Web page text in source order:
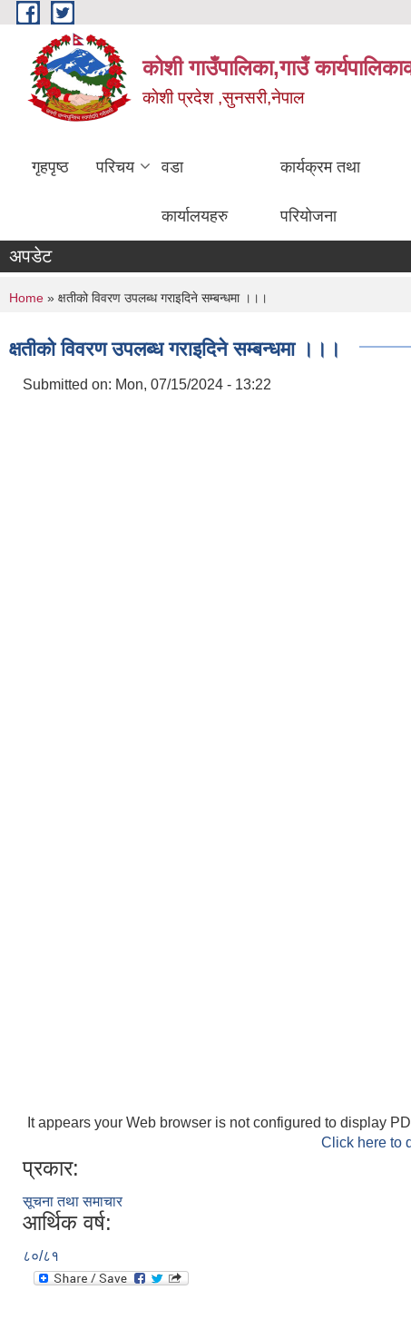
Skip to main content
कोशी गाउँपालिका,गाउँ
काेशी प्रदेश ,सुनसरी,नेपाल
गृहपृष्ठ परिचय वडा
कार्यालयहरु
कार्यक्रम तथा
परियोजना
अपडेट
You are here
Home » क्षतीको विवरण उपलब्ध गराइदिने सम्बन्धमा ।।।
क्षतीको विवरण उपलब्ध गराइदिने सम्बन्धमा ।।।
Submitted on: Mon, 07/15/2024 - 13:22
It appears your Web browser is not configured to display
Click here to
प्रकार:
सूचना तथा समाचार
आर्थिक वर्ष:
८०/८१